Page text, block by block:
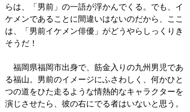
らは、「男前」の一語が浮かんでくる。でも、イ
ケメンであることに間違いはないのだから、ここ
は、「男前イケメン俳優」がどうやらしっくりき
そうだ！
福岡県福岡市出身で、筋金入りの九州男児であ
る福山。男前のイメージにふさわしく、何かひと
つの道をひた走るような情熱的なキャラクターを
演じさせたら、彼の右にでる者はいないと思う。